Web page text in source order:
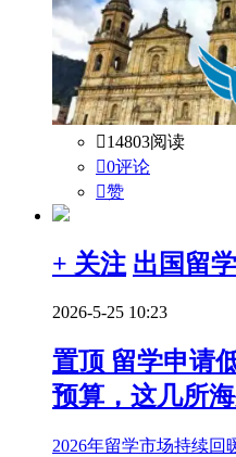
14803阅读
0评论
赞
+ 关注 出国留
2026-5-25 10:23
置顶 留学申请
预算，这几所
2026年留学市场持续回